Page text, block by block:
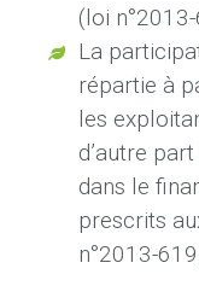
(loi
La
répartie à
les
d’autre
dans le
prescrits
n°2013-